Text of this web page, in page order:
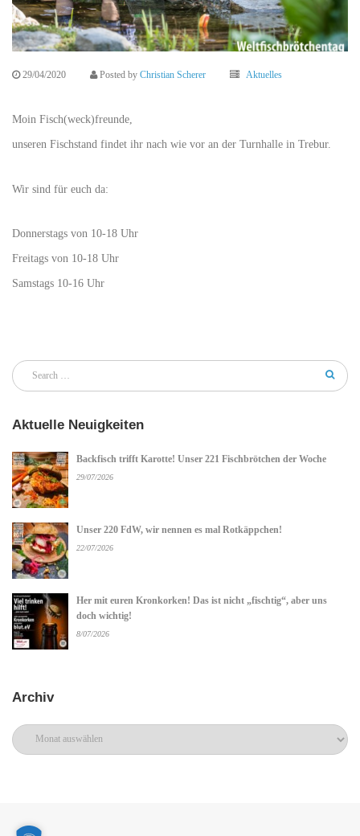
29/04/2020 Posted by Christian Scherer Aktuelles
Moin Fisch(weck)freunde,
unseren Fischstand findet ihr nach wie vor an der Turnhalle in Trebur.
Wir sind für euch da:
Donnerstags von 10-18 Uhr
Freitags von 10-18 Uhr
Samstags 10-16 Uhr
Aktuelle Neuigkeiten
Backfisch trifft Karotte! Unser 221 Fischbrötchen der Woche
29/07/2026
Unser 220 FdW, wir nennen es mal Rotkäppchen!
22/07/2026
Her mit euren Kronkorken! Das ist nicht „fischtig“, aber uns
doch wichtig!
8/07/2026
Archiv
Archiv